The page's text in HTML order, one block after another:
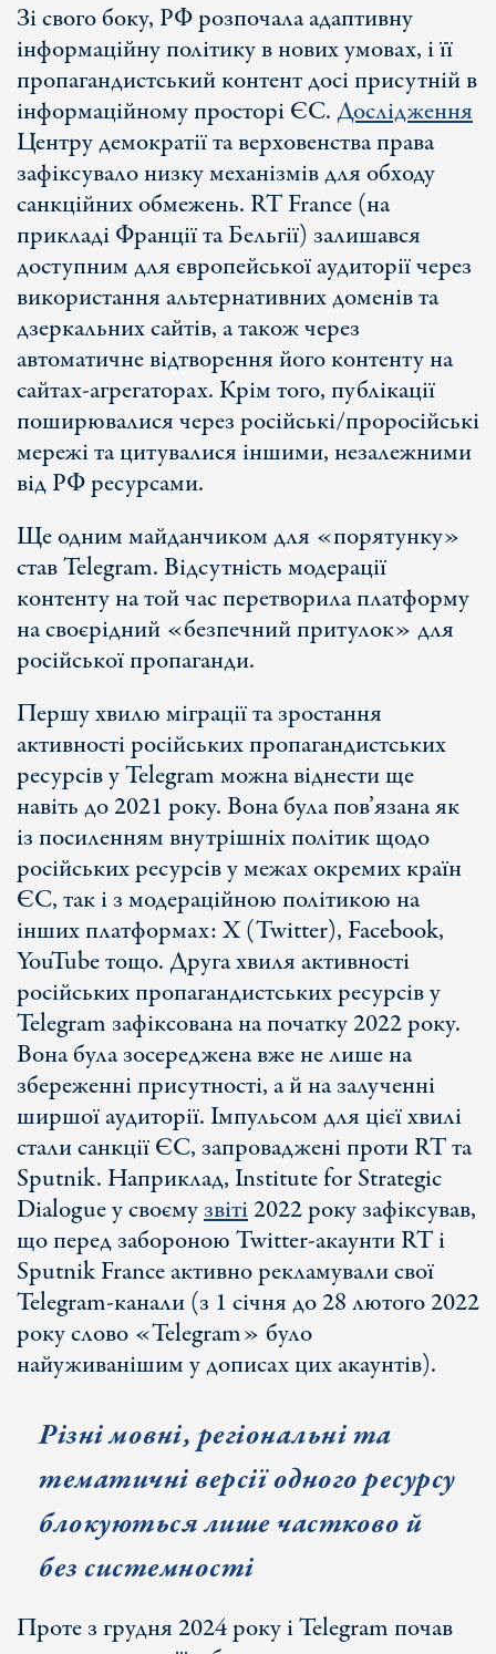
Зі свого боку, РФ розпочала адаптивну
інформаційну політику в нових умовах, і її
пропагандистський контент досі присутній в
інформаційному просторі ЄС. Дослідження
Центру демократії та верховенства права
зафіксувало низку механізмів для обходу
санкційних обмежень. RT France (на
прикладі Франції та Бельгії) залишався
доступним для європейської аудиторії через
використання альтернативних доменів та
дзеркальних сайтів, а також через
автоматичне відтворення його контенту на
сайтах-агрегаторах. Крім того, публікації
поширювалися через російські/проросійські
мережі та цитувалися іншими, незалежними
від РФ ресурсами.
Ще одним майданчиком для «порятунку»
став Telegram. Відсутність модерації
контенту на той час перетворила платформу
на своєрідний «безпечний притулок» для
російської пропаганди.
Першу хвилю міграції та зростання
активності російських пропагандистських
ресурсів у Telegram можна віднести ще
навіть до 2021 року. Вона була пов’язана як
із посиленням внутрішніх політик щодо
російських ресурсів у межах окремих країн
ЄС, так і з модераційною політикою на
інших платформах: X (Twitter), Facebook,
YouTube тощо. Друга хвиля активності
російських пропагандистських ресурсів у
Telegram зафіксована на початку 2022 року.
Вона була зосереджена вже не лише на
збереженні присутності, а й на залученні
ширшої аудиторії. Імпульсом для цієї хвилі
стали санкції ЄС, запроваджені проти RT та
Sputnik. Наприклад, Institute for Strategic
Dialogue у своємузвіті2022 року зафіксував,
що перед забороною Twitter-акаунти RT і
Sputnik France активно рекламували свої
Telegram-канали (з 1 січня до 28 лютого 2022
року слово «Telegram» було
найуживанішим у дописах цих акаунтів).
Різні мовні, регіональні та
тематичні версії одного ресурсу
блокуються лише частково й
без системності
Проте з грудня 2024 року і Telegram почав